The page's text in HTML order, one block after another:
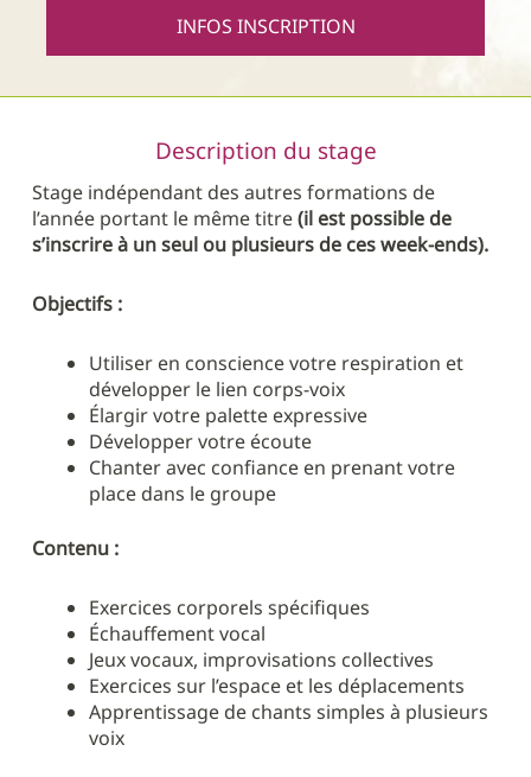
INFOS INSCRIPTION
Description du stage
Stage indépendant des autres formations de
l’année portant le même titre(il est possible de
s’inscrire à un seul ou plusieurs de ces week-ends).
Objectifs :
Utiliser en conscience votre respiration et
développer le lien corps-voix
Élargir votre palette expressive
Développer votre écoute
Chanter avec confiance en prenant votre
place dans le groupe
Contenu :
Exercices corporels spécifiques
Échauffement vocal
Jeux vocaux, improvisations collectives
Exercices sur l’espace et les déplacements
Apprentissage de chants simples à plusieurs
voix